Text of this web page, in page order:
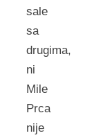
sale
sa
drugima,
ni
Mile
Prca
nije